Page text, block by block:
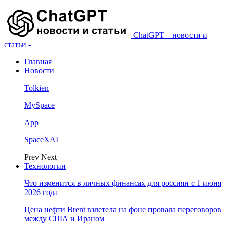
ChatGPT – новости и
статьи -
Главная
Новости
Tolkien
MySpace
App
SpaceXAI
Prev Next
Технологии
Что изменится в личных финансах для россиян с 1 июня
2026 года
Цена нефти Brent взлетела на фоне провала переговоров
между США и Ираном